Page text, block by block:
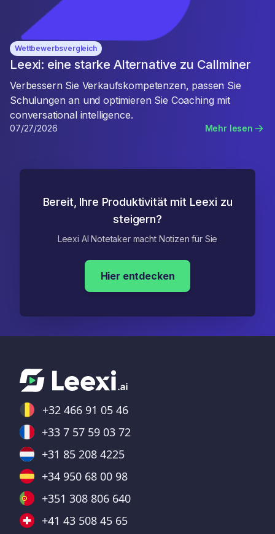
Wettbewerbsvergleich
Leexi: eine starke Alternative zu Callminer
Verbessern Sie Verkaufskompetenzen, passen Sie
Schulungen an und optimieren Sie Coaching mit
conversational intelligence.
07/27/2026 Mehr lesen
Bereit, Ihre Produktivität mit Leexi zu
steigern?
Leexi AI Notetaker macht Notizen für Sie
Hier entdecken
+32 466 91 05 46
+33 7 57 59 03 72
+31 85 208 4225
+34 950 68 00 98
+351 308 806 640
+41 43 508 45 65